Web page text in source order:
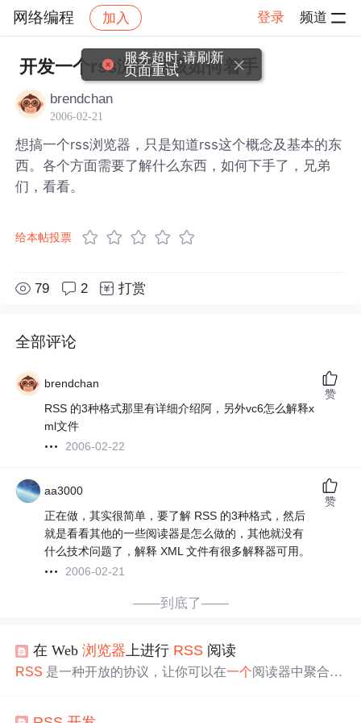
网络编程 加入 登录 频道
社区 网络编程 帖子详情
开发一个rss浏览器该如何着手
brendchan
2006-02-21
想搞一个rss浏览器，只是知道rss这个概念及基本的东
西。各个方面需要了解什么东西，如何下手了，兄弟
们，看看。
给本帖投票
79 2 打赏
全部评论
brendchan
RSS 的3种格式那里有详细介绍阿，另外vc6怎么解释x
ml文件
2006-02-22
赞
aa3000
正在做，其实很简单，要了解 RSS 的3种格式，然后
就是看看其他的一些阅读器是怎么做的，其他就没有
什么技术问题了，解释 XML 文件有很多解释器可用。
2006-02-21
赞
——到底了——
在 Web浏览器上进行 RSS 阅读
RSS 是一种开放的协议，让你可以在一个阅读器中聚合多
服务超时,请刷新
页面重试